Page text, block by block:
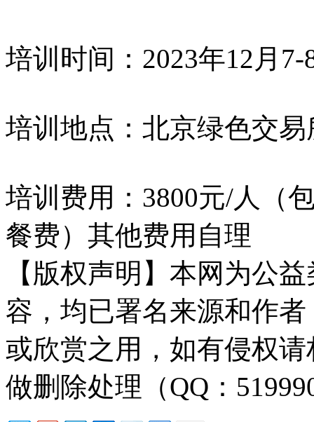
培训时间：2023年12月
培训地点：北京绿色交易
培训费用：3800元/人（
餐费）其他费用自理
【版权声明】本网为公
容，均已署名来源和作
或欣赏之用，如有侵权
做删除处理（QQ：